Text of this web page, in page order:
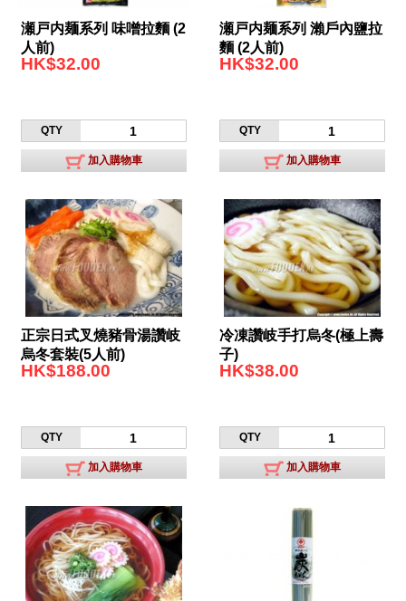
瀬戸内麺系列 味噌拉麵 (2
人前)
HK$32.00
QTY
加入購物車
瀬戸内麺系列 瀨戶內鹽拉
麵 (2人前)
HK$32.00
QTY
加入購物車
正宗日式叉燒豬骨湯讚岐
烏冬套裝(5人前)
HK$188.00
QTY
加入購物車
冷凍讚岐手打烏冬(極上壽
子)
HK$38.00
QTY
加入購物車